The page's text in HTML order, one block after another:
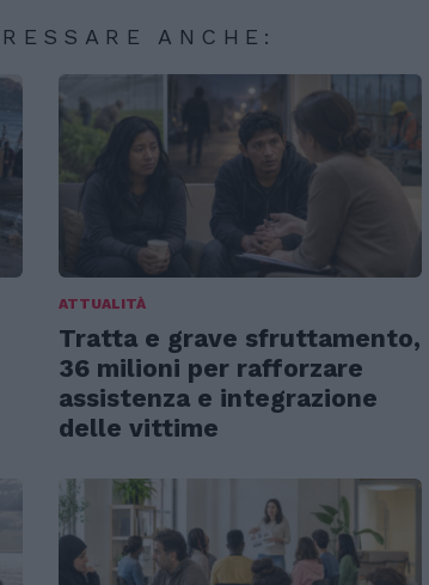
ANCHE:
ATTUALITÀ
Tratta e grave sfruttamento,
36 milioni per rafforzare
assistenza e integrazione
delle vittime